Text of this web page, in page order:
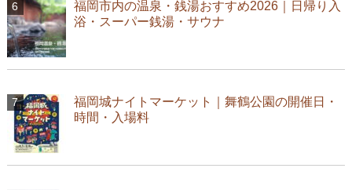
福岡市内の温泉・銭湯おすすめ2026｜日帰り入
浴・スーパー銭湯・サウナ
福岡城ナイトマーケット｜舞鶴公園の開催日・
時間・入場料